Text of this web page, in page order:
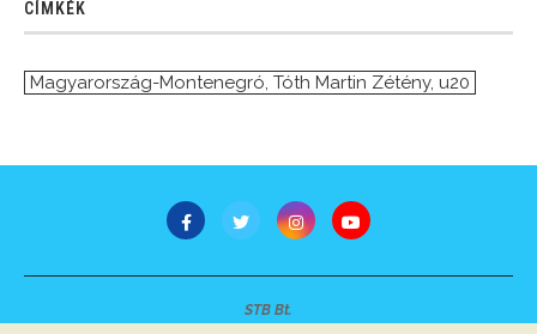
CÍMKÉK
Magyarország-Montenegró, Tóth Martin Zétény, u20
STB Bt.